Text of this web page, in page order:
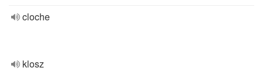
cloche
klosz